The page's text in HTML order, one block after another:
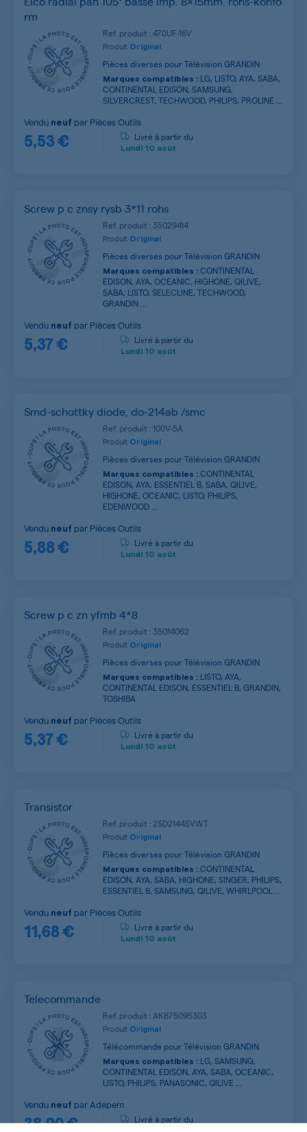
rm
Ref. produit : 470UF-16V
Produit Original
Pièces diverses pour Télévision GRANDIN
Marques compatibles : LG, LISTO, AYA, SABA,
CONTINENTAL EDISON, SAMSUNG,
SILVERCREST, TECHWOOD, PHILIPS, PROLINE ...
5,53 €
Vendu neuf par Pièces Outils
Livré à partir du
Lundi 10 août
Screw p c znsy rysb 3*11 rohs
Ref. produit : 35029414
Produit Original
Pièces diverses pour Télévision GRANDIN
Marques compatibles : CONTINENTAL
EDISON, AYA, OCEANIC, HIGHONE, QILIVE,
SABA, LISTO, SELECLINE, TECHWOOD,
GRANDIN ...
5,37 €
Vendu neuf par Pièces Outils
Livré à partir du
Lundi 10 août
Smd-schottky diode, do-214ab /smc
Ref. produit : 100V-5A
Produit Original
Pièces diverses pour Télévision GRANDIN
Marques compatibles : CONTINENTAL
EDISON, AYA, ESSENTIEL B, SABA, QILIVE,
HIGHONE, OCEANIC, LISTO, PHILIPS,
EDENWOOD ...
5,88 €
Vendu neuf par Pièces Outils
Livré à partir du
Lundi 10 août
Screw p c zn yfmb 4*8
Ref. produit : 35014062
Produit Original
Pièces diverses pour Télévision GRANDIN
Marques compatibles : LISTO, AYA,
CONTINENTAL EDISON, ESSENTIEL B, GRANDIN,
TOSHIBA
5,37 €
Vendu neuf par Pièces Outils
Livré à partir du
Lundi 10 août
Transistor
Ref. produit : 2SD2144SVWT
Produit Original
Pièces diverses pour Télévision GRANDIN
Marques compatibles : CONTINENTAL
EDISON, AYA, SABA, HIGHONE, SINGER, PHILIPS,
ESSENTIEL B, SAMSUNG, QILIVE, WHIRLPOOL ...
11,68 €
Vendu neuf par Pièces Outils
Livré à partir du
Lundi 10 août
Telecommande
Ref. produit : AKB75095303
Produit Original
Télécommande pour Télévision GRANDIN
Marques compatibles : LG, SAMSUNG,
CONTINENTAL EDISON, AYA, SABA, OCEANIC,
LISTO, PHILIPS, PANASONIC, QILIVE ...
38,90 €
Vendu neuf par Adepem
Livré à partir du